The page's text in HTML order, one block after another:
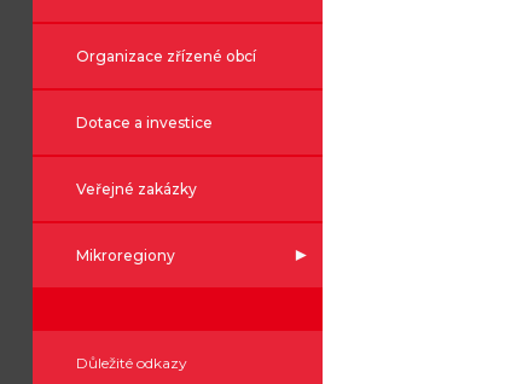
Organizace zřízené obcí
Dotace a investice
Veřejné zakázky
Mikroregiony
Důležité odkazy